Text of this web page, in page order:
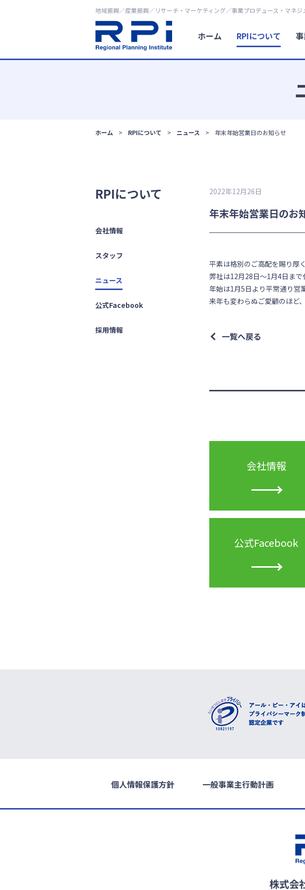
地域振興／産業振興／リサーチ・マーケティング／事業プロデュース・マネジ
ホーム RPIについて
ホーム RPIについて ニュース 年末年始営業日のお知らせ
RPIについて
会社情報
スタッフ
ニュース
公式Facebook
採用情報
2022年12月26日
年末年始営業日のお
平素は格別のご高配を賜り厚
弊社は12月28日～1月4日まで
年始は1月5日より平常通り営
来年も変わらぬご愛顧のほど
一覧へ戻る
会社情報
公式Facebook
個人情報保護方針 一般事業主行動計画
株式会